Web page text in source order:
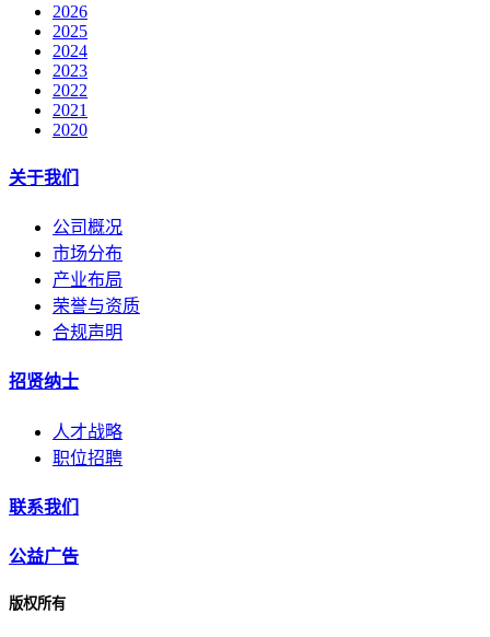
2026
2025
2024
2023
2022
2021
2020
关于我们
公司概况
市场分布
产业布局
荣誉与资质
合规声明
招贤纳士
人才战略
职位招聘
联系我们
公益广告
版权所有